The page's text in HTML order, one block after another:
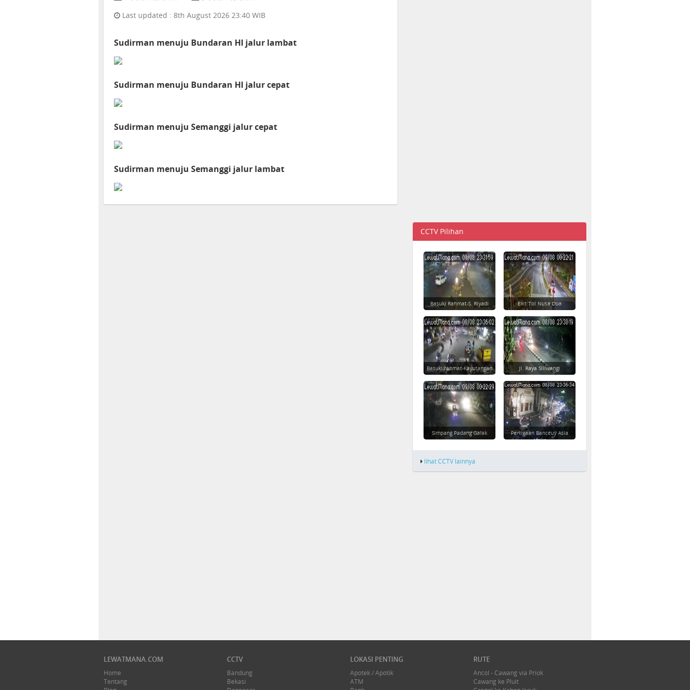
Last updated : 8th August 2026 23:40 WIB
Sudirman menuju Bundaran HI jalur lambat
Sudirman menuju Bundaran HI jalur cepat
Sudirman menuju Semanggi jalur cepat
Sudirman menuju Semanggi jalur lambat
CCTV Pilihan
Basuki Rahmat-S. Riyadi Exit Tol Nusa Dua
Basuki rahmat-Kayutangan Jl. Raya Siliwangi
Simpang Padang Galak
Pertigaan Banceuy Asia
Afrika
lihat CCTV lainnya
LEWATMANA.COM
Home
Tentang
CCTV
Bandung
Bekasi
LOKASI PENTING
Apotek / Apotik
ATM
RUTE
Ancol - Cawang via Priok
Cawang ke Pluit